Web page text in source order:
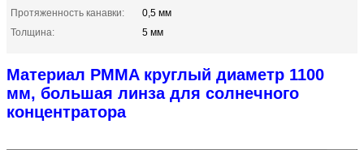
Протяженность канавки:
0,5 мм
Толщина:
5 мм
Материал PMMA круглый диаметр 1100
мм, большая линза для солнечного
концентратора